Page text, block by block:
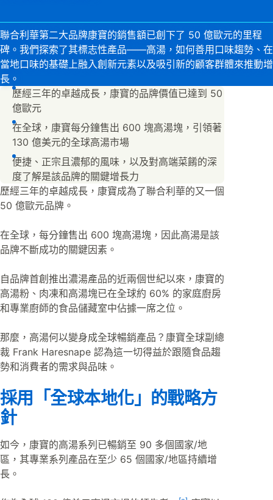
聯合利華第二大品牌康寶的銷售額已創下了 50 億歐元的里程
碑。我們探索了其標志性產品——高湯，如何善用口味趨勢、在
當地口味的基礎上融入創新元素以及吸引新的顧客群體來推動增
長。
歷經三年的卓越成長，康寶的品牌價值已達到 50
億歐元
在全球，康寶每分鐘售出 600 塊高湯塊，引領著
130 億美元的全球高湯市場
便捷、正宗且濃郁的風味，以及對高端菜餚的深
度了解是該品牌的關鍵增長力
歷經三年的卓越成長，康寶成為了聯合利華的又一個
50 億歐元品牌。
在全球，每分鐘售出 600 塊高湯塊，因此高湯是該
品牌不斷成功的關鍵因素。
自品牌首創推出濃湯產品的近兩個世紀以來，康寶的
高湯粉、肉凍和高湯塊已在全球約 60% 的家庭廚房
和專業廚師的食品儲藏室中佔據一席之位。
那麼，高湯何以變身成全球暢銷產品？康寶全球副總
裁 Frank Haresnape 認為這一切得益於跟隨食品趨
勢和消費者的需求與品味。
採用「全球本地化」的戰略方
針
如今，康寶的高湯系列已暢銷至 90 多個國家/地
區，其專業系列產品在至少 65 個國家/地區持續增
長。